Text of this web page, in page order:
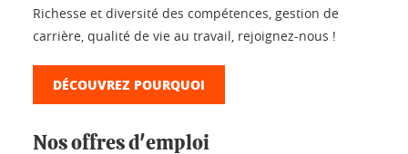
Richesse et diversité des compétences, gestion de
carrière, qualité de vie au travail, rejoignez-nous !
DÉCOUVREZ POURQUOI
Nos offres d'emploi